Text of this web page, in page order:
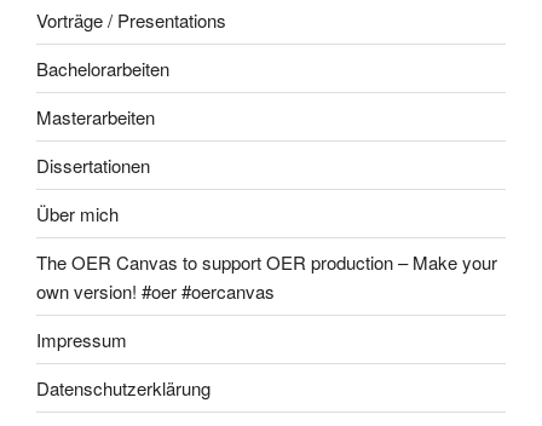
Vorträge / Presentations
Bachelorarbeiten
Masterarbeiten
Dissertationen
Über mich
The OER Canvas to support OER production – Make your
own version! #oer #oercanvas
Impressum
Datenschutzerklärung